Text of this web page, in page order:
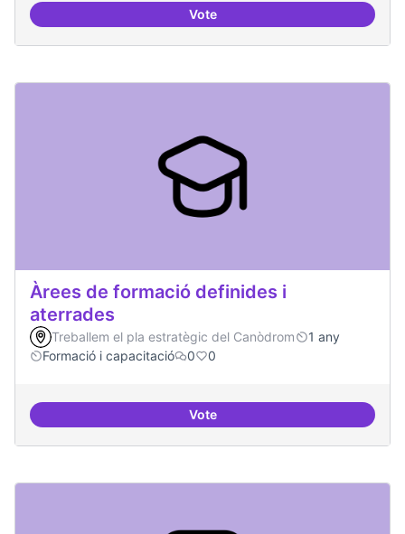
VoteAntenes Ateneu a altres punts
Àrees de formació definides i
aterrades
Treballem el pla estratègic del Canòdrom
1 any
Formació i capacitació
0 0
VoteÀrees de formació definides i